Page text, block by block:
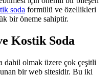
soda formülü ve özellikleri
bir öneme sahiptir.
Kostik Soda
dahil olmak üzere çok çeşitli
bir web sitesidir. Bu iki